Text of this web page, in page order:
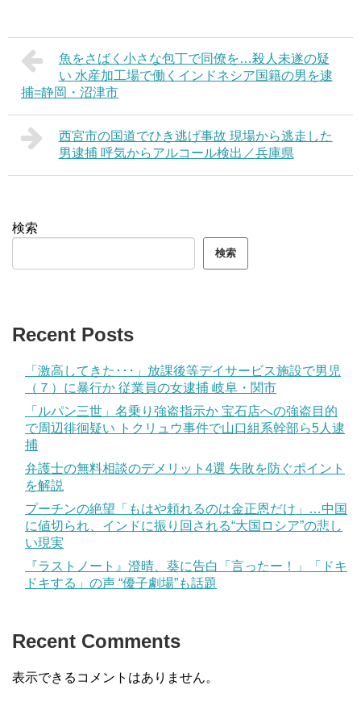
魚をさばく小さな包丁で同僚を…殺人未遂の疑
い 水産加工場で働くインドネシア国籍の男を逮
捕=静岡・沼津市
西宮市の国道でひき逃げ事故 現場から逃走した
男逮捕 呼気からアルコール検出／兵庫県
検索
検索
Recent Posts
「激高してきた･･･」放課後等デイサービス施設で男児
（７）に暴行か 従業員の女逮捕 岐阜・関市
「ルパン三世」名乗り強盗指示か 宝石店への強盗目的
で周辺徘徊疑い トクリュウ事件で山口組系幹部ら5人逮
捕
弁護士の無料相談のデメリット4選 失敗を防ぐポイント
を解説
プーチンの絶望「もはや頼れるのは金正恩だけ」…中国
に値切られ、インドに振り回される“大国ロシア”の悲し
い現実
『ラストノート』澄晴、葵に告白「言ったー！」「ドキ
ドキする」の声 “優子劇場”も話題
Recent Comments
表示できるコメントはありません。